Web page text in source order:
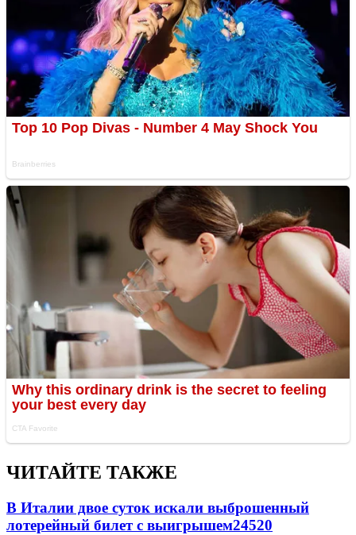
ЧИТАЙТЕ ТАКЖЕ
В Италии двое суток искали выброшенный
лотерейный билет с выигрышем24520